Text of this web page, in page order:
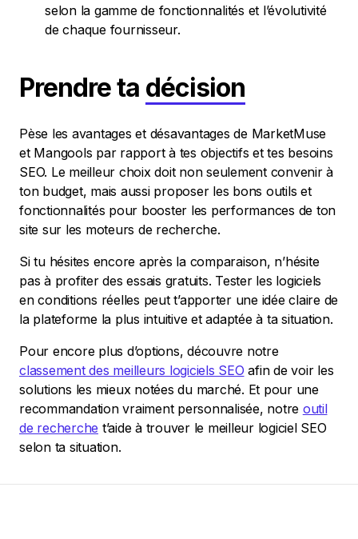
selon la gamme de fonctionnalités et l’évolutivité
de chaque fournisseur.
Prendre ta décision
Pèse les avantages et désavantages de MarketMuse
et Mangools par rapport à tes objectifs et tes besoins
SEO. Le meilleur choix doit non seulement convenir à
ton budget, mais aussi proposer les bons outils et
fonctionnalités pour booster les performances de ton
site sur les moteurs de recherche.
Si tu hésites encore après la comparaison, n’hésite
pas à profiter des essais gratuits. Tester les logiciels
en conditions réelles peut t’apporter une idée claire de
la plateforme la plus intuitive et adaptée à ta situation.
Pour encore plus d’options, découvre notre
classement des meilleurs logiciels SEO afin de voir les
solutions les mieux notées du marché. Et pour une
recommandation vraiment personnalisée, notre outil
de recherche t’aide à trouver le meilleur logiciel SEO
selon ta situation.